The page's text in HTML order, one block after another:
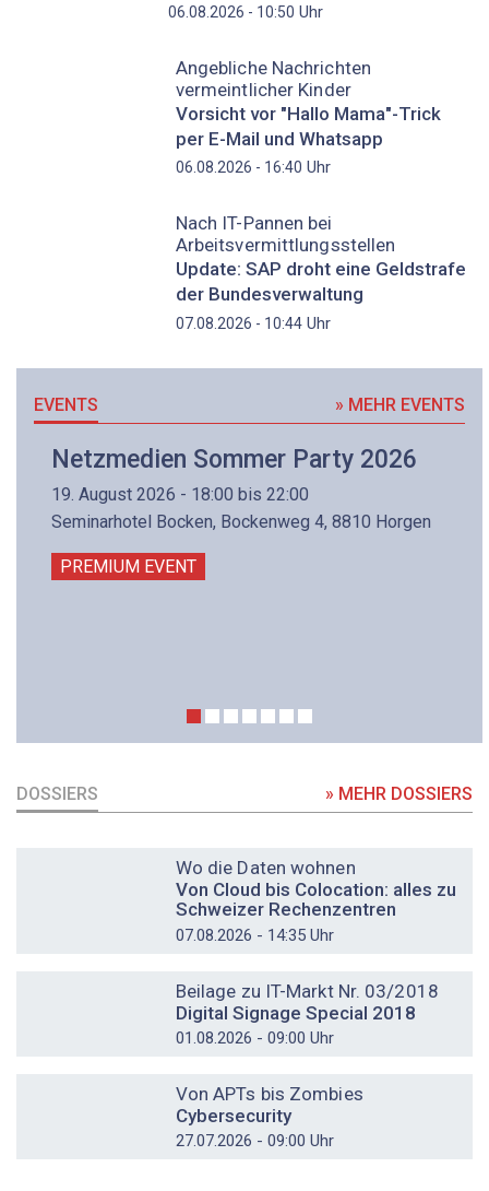
06.08.2026 - 10:50 Uhr
Angebliche Nachrichten
vermeintlicher Kinder
Vorsicht vor "Hallo Mama"-Trick
per E-Mail und Whatsapp
06.08.2026 - 16:40 Uhr
Nach IT-Pannen bei
Arbeitsvermittlungsstellen
Update: SAP droht eine Geldstrafe
der Bundesverwaltung
07.08.2026 - 10:44Uhr
EVENTS » MEHR EVENTS
Netzmedien Sommer Party 2026
19. August 2026 - 18:00 bis 22:00
Seminarhotel Bocken, Bockenweg 4, 8810 Horgen
PREMIUM EVENT
DOSSIERS » MEHR DOSSIERS
Wo die Daten wohnen
Von Cloud bis Colocation: alles zu
Schweizer Rechenzentren
07.08.2026 - 14:35 Uhr
Beilage zu IT-Markt Nr. 03/2018
Digital Signage Special 2018
01.08.2026 - 09:00 Uhr
Von APTs bis Zombies
Cybersecurity
27.07.2026 - 09:00 Uhr